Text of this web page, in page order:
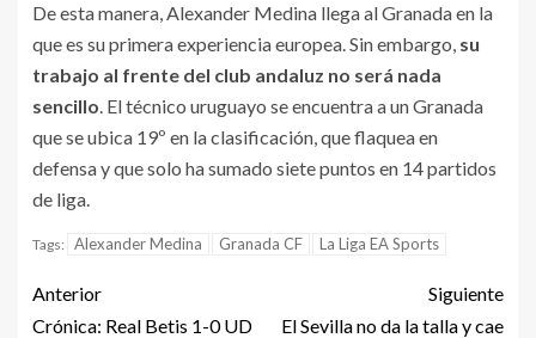
De esta manera, Alexander Medina llega al Granada en la
que es su primera experiencia europea. Sin embargo, su
trabajo al frente del club andaluz no será nada
sencillo. El técnico uruguayo se encuentra a un Granada
que se ubica 19º en la clasificación, que flaquea en
defensa y que solo ha sumado siete puntos en 14 partidos
de liga.
Tags: Alexander Medina Granada CF La Liga EA Sports
Anterior
Crónica: Real Betis 1-0 UD
Siguiente
El Sevilla no da la talla y cae